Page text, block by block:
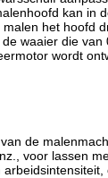
kan in
het hoofd
waaier die
wordt
de
voor lassen